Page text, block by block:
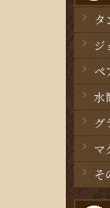
タ
ジ
ペ
水
グ
マ
そ